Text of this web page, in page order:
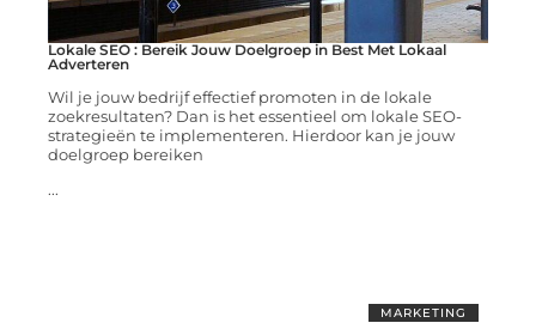
Lokale SEO : Bereik Jouw Doelgroep in Best Met Lokaal
Adverteren
Wil je jouw bedrijf effectief promoten in de lokale
zoekresultaten? Dan is het essentieel om lokale SEO-
strategieën te implementeren. Hierdoor kan je jouw
doelgroep bereiken
...
MARKETING